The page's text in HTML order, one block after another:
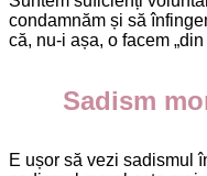
condamnăm și să
că, nu-i așa, o facem
Sadism
E ușor să vezi sadismul